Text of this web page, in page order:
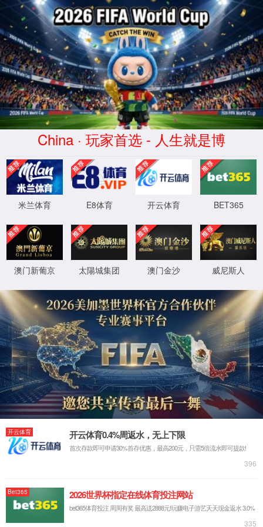
大红鹰55024.ocm
服务器错误
404 - 找不到文件或目录。
您要查找的资源可能已被删除，已更改名称或者暂时不可用。